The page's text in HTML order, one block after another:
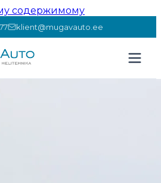
содержимому
klient@mugavauto.ee